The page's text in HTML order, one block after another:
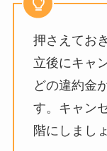
押さえてお
立後にキャ
どの違約金
す。キャン
階にしまし